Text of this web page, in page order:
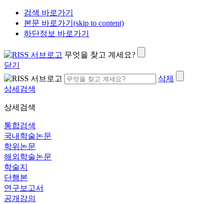
검색 바로가기
본문 바로가기(skip to content)
하단정보 바로가기
무엇을 찾고 계세요?
닫기
삭제
상세검색
상세검색
통합검색
국내학술논문
학위논문
해외학술논문
학술지
단행본
연구보고서
공개강의